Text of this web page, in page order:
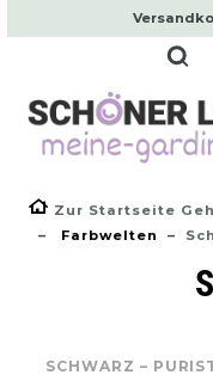
Zur Startseite
Farbwelten
SCHWARZ –